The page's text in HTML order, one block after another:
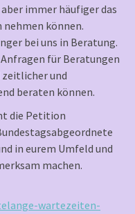
immer häufiger das
nehmen können.
bei uns in Beratung.
Anfragen für Beratungen
und
beraten können.
die Petition
in eurem Umfeld und
machen.
wartezeiten-